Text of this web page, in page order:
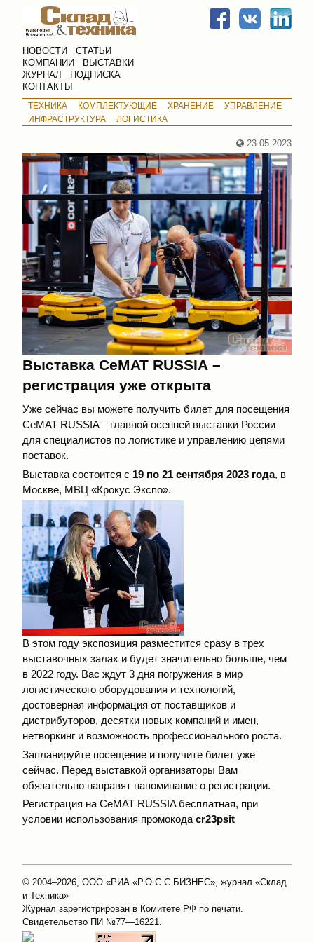
НОВОСТИ
СТАТЬИ
КОМПАНИИ
ВЫСТАВКИ
ЖУРНАЛ
ПОДПИСКА
КОНТАКТЫ
ТЕХНИКА КОМПЛЕКТУЮЩИЕ ХРАНЕНИЕ
УПРАВЛЕНИЕ
ИНФРАСТРУКТУРА
ЛОГИСТИКА
23.05.2023
Выставка CeMAT RUSSIA –
регистрация уже открыта
Уже сейчас вы можете получить билет для посещения
CeMAT RUSSIA– главной осенней выставки России
для специалистов по логистике и управлению цепями
поставок.
Выставка состоится с 19 по 21 сентября 2023 года, в
Москве, МВЦ «Крокус Экспо».
В этом году экспозиция разместится сразу в трех
выставочных залах и будет значительно больше, чем
в 2022 году. Вас ждут 3 дня погружения в мир
логистического оборудования и технологий,
достоверная информация от поставщиков и
дистрибуторов, десятки новых компаний и имен,
нетворкинг и возможность профессионального роста.
Запланируйте посещение и получите билет уже
сейчас. Перед выставкой организаторы Вам
обязательно направят напоминание о регистрации.
Регистрация на CeMAT RUSSIA бесплатная, при
условии использования промокодаcr23psit
© 2004–2026, ООО «РИА «Р.О.С.С.БИЗНЕС», журнал «Склад
и Техника»
Журнал зарегистрирован в Комитете РФ по печати.
Свидетельство ПИ №77—16221.